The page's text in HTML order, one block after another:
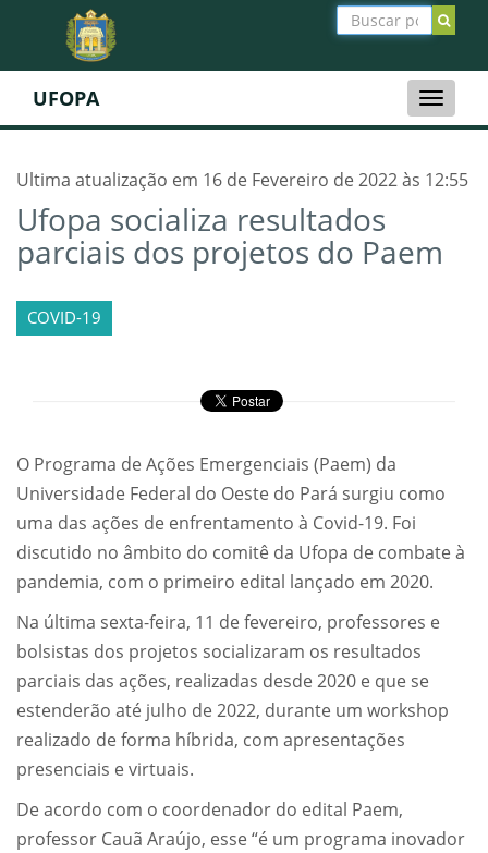
Toggle
UFOPA
Ultima atualização em 16 de Fevereiro de 2022 às 12:55
Ufopa socializa resultados
parciais dos projetos do Paem
COVID-19
O Programa de Ações Emergenciais (Paem) da
Universidade Federal do Oeste do Pará surgiu como
uma das ações de enfrentamento à Covid-19. Foi
discutido no âmbito do comitê da Ufopa de combate à
pandemia, com o primeiro edital lançado em 2020.
Na última sexta-feira, 11 de fevereiro, professores e
bolsistas dos projetos socializaram os resultados
parciais das ações, realizadas desde 2020 e que se
estenderão até julho de 2022, durante um workshop
realizado de forma híbrida, com apresentações
presenciais e virtuais.
De acordo com o coordenador do edital Paem,
professor Cauã Araújo, esse “é um programa inovador